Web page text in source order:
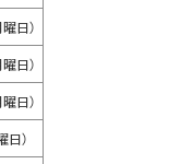
日）
日）
日）
）